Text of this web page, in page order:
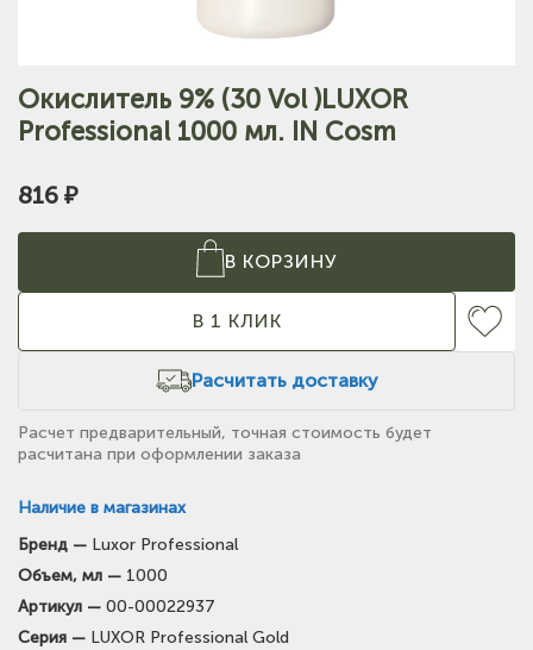
Окислитель 9% (30 Vol )LUXOR
Professional 1000 мл. IN Cosm
816 ₽
В КОРЗИНУ
В 1 КЛИК
Расчитать доставку
Наличие в магазинах
Тел: +7-3854-222-223
Бренд — Luxor Professional
Объем, мл — 1000
Артикул — 00-00022937
Серия — LUXOR Professional Gold
Расчет предварительный, точная стоимость будет
расчитана при оформлении заказа